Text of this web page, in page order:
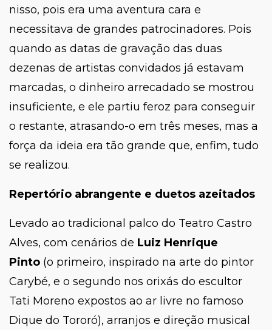
nisso, pois era uma aventura cara e
necessitava de grandes patrocinadores. Pois
quando as datas de gravação das duas
dezenas de artistas convidados já estavam
marcadas, o dinheiro arrecadado se mostrou
insuficiente, e ele partiu feroz para conseguir
o restante, atrasando-o em três meses, mas a
força da ideia era tão grande que, enfim, tudo
se realizou.
Repertório abrangente e duetos azeitados
Levado ao tradicional palco do Teatro Castro
Alves, com cenários de Luiz Henrique
Pinto (o primeiro, inspirado na arte do pintor
Carybé, e o segundo nos orixás do escultor
Tati Moreno expostos ao ar livre no famoso
Dique do Tororó), arranjos e direção musical